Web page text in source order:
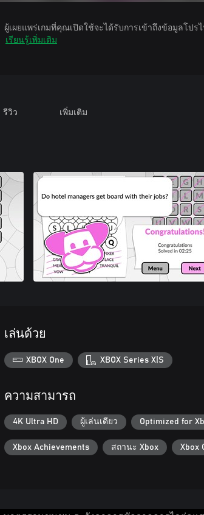
ผู้เผยแพร่เกมที่คุณเปิดใช้จะได้รับการเข้าถึงข้อมูลโป
เรียนรู้เพิ่มเติม
รีวิว เพิ่มเติม
เล่นด้วย
XBOX One XBOX Series X|S
ความสามารถ
4K Ultra HD ผู้เล่นเดียว Optimized for
Xbox Achievements สถานะ Xbox Xbox